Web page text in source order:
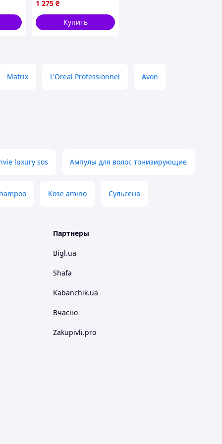
1 275 ₴
Купить
Matrix L'Oreal Professionnel Avon
luxury sos Ампулы для волос тонизирующие
Kose amino Сульсена
Партнеры
Bigl.ua
Shafa
Kabanchik.ua
Вчасно
Zakupivli.pro